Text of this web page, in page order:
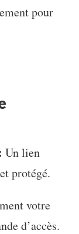
pour
Un lien
protégé.
votre
d’accès.